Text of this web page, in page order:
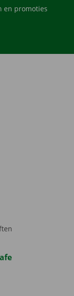
en promoties